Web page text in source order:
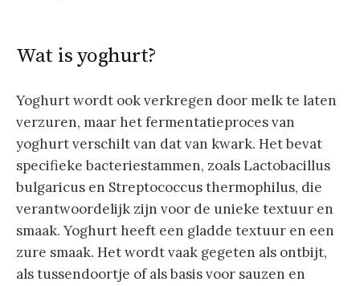
Wat is yoghurt?
Yoghurt wordt ook verkregen door melk te laten
verzuren, maar het fermentatieproces van
yoghurt verschilt van dat van kwark. Het bevat
specifieke bacteriestammen, zoals Lactobacillus
bulgaricus en Streptococcus thermophilus, die
verantwoordelijk zijn voor de unieke textuur en
smaak. Yoghurt heeft een gladde textuur en een
zure smaak. Het wordt vaak gegeten als ontbijt,
als tussendoortje of als basis voor sauzen en